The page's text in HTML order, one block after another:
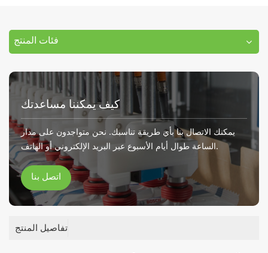
فئات المنتج
كيف يمكننا مساعدتك
يمكنك الاتصال بنا بأي طريقة تناسبك. نحن متواجدون على مدار
الساعة طوال أيام الأسبوع عبر البريد الإلكتروني أو الهاتف.
اتصل بنا
تفاصيل المنتج